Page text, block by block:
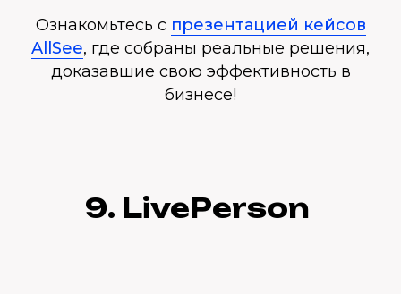
Ознакомьтесь с презентацией кейсов
AllSee, где собраны реальные решения,
доказавшие свою эффективность в
бизнесе!
9. LivePerson